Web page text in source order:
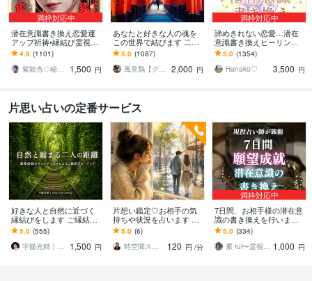
満枠対応中
潜在意識書き換え恋愛運
アップ祈祷•縁結び霊視し
ます 秘伝の祈祷で思念伝
達、強力縁結び祈祷、恋
愛引き寄せ体質に
4.9 (1101)
紫龍杏◇秘伝の縁結び祈祷師
1,500 円
あなたと好きな人の魂を
この世界で結びます 二人
の魂を統合させて縁を結
ぶ恋愛グラウンディング
です
5.0 (1087)
風見鶏【グラウンディング・ヒーリング】
2,000 円
満枠対応中
諦めきれない恋愛…潜在
意識書き換えヒーリング
します 復縁、ツインレ
イ、不倫…相手のハイヤ
ーセルフから力を借りま
5.0 (1354)
Hanako♡
3,500 円
片思い占いの定番サービス
好きな人と自然に近づく
縁結びをします ご縁結び
の「ヴォルテックス」と
繋がり、恋愛成就へと。
5.0 (555)
宇髄光精｜オーバーソウル・ヒーリング
1,500 円
片想い鑑定♡お相手の気
持ちや状況を占います 私
は恋愛対象？アプローチ
していい？どう進めてい
けばいい？
5.0 (6)
時空間スピリットガイド☆優魅Yuumi
120 円 /分
満枠対応中
7日間、お相手様の潜在意
識の書き換えを行います ♦️
願望成就♦️潜在意識のブロ
ック解除のエネルギーを
送ります
5.0 (334)
累 rui〜霊視鑑定士〜 1,000 円